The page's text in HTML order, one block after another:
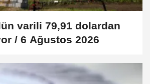
varili 79,91 dolardan
/ 6 Ağustos 2026